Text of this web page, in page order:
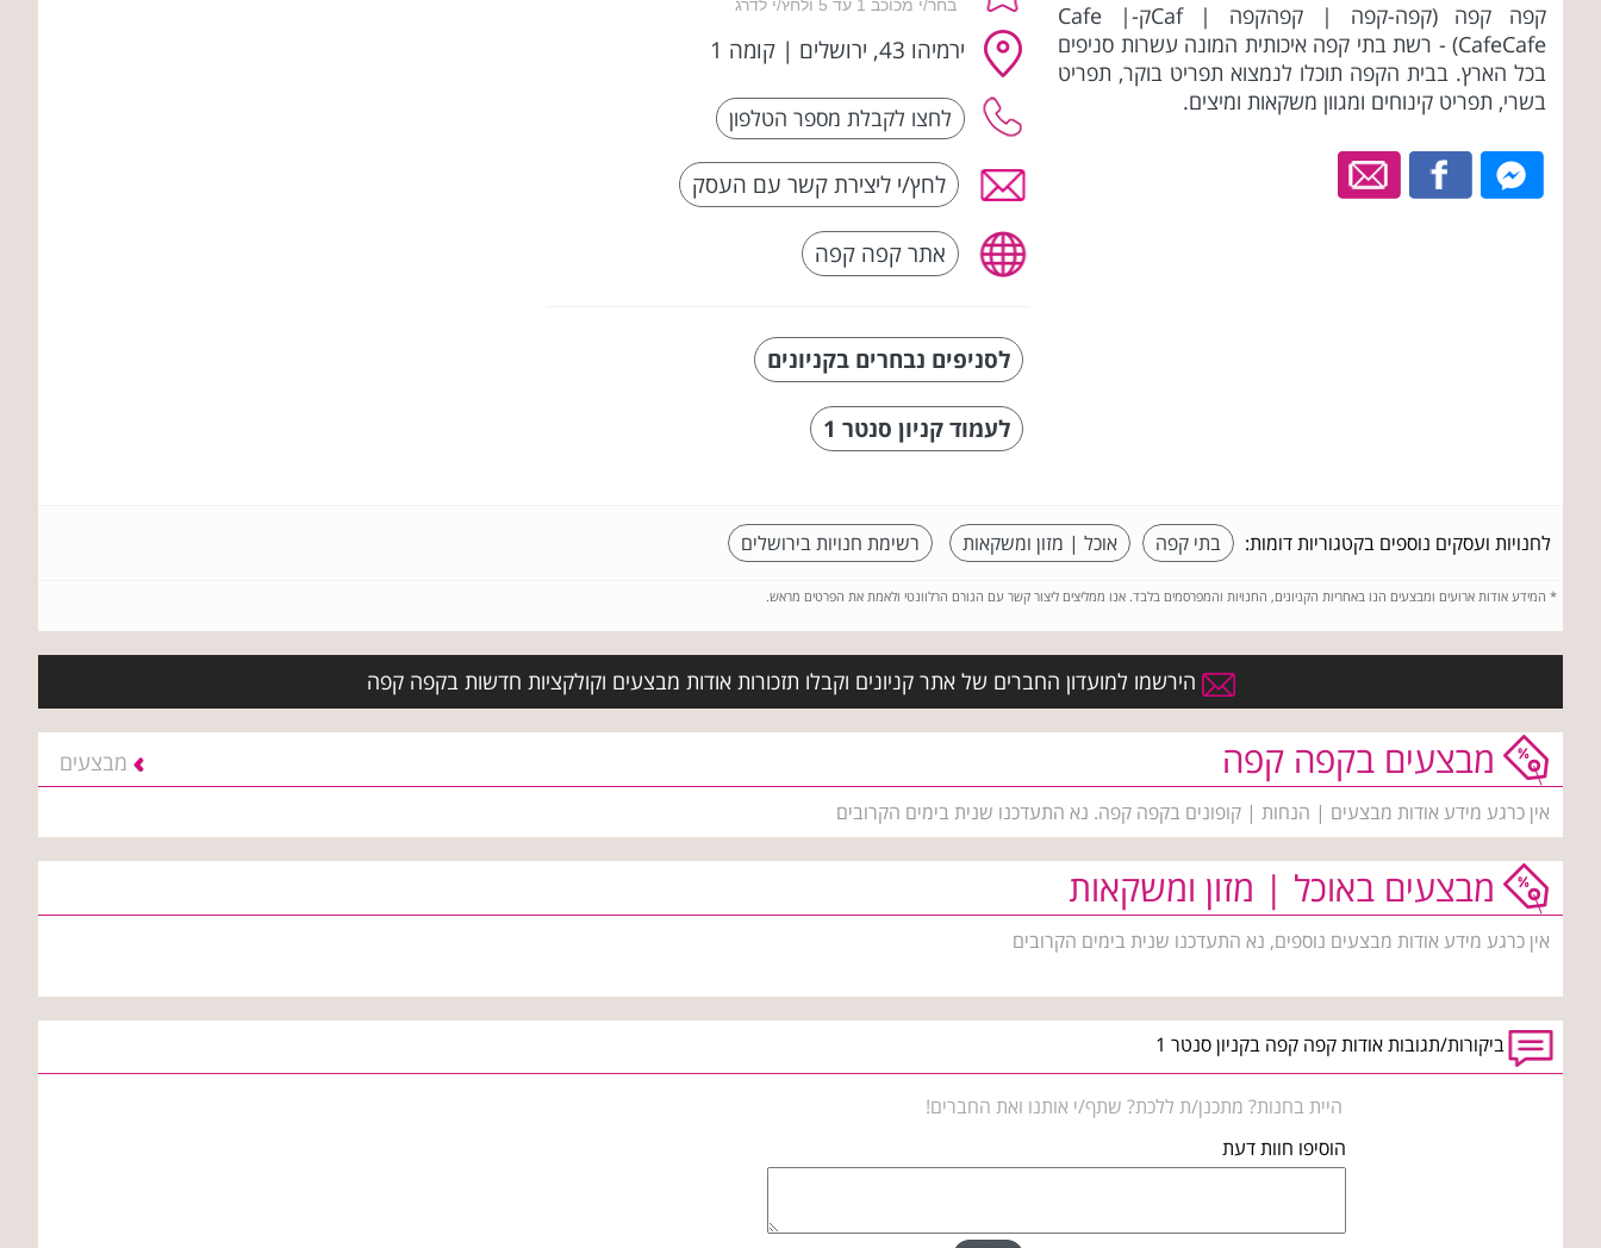
קפה קפה (קפה-קפה | קפהקפה | Cafק-Cafe |
CafeCafe) - רשת בתי קפה איכותית המונה עשרות סניפים
בכל הארץ. בבית הקפה תוכלו לנמצוא תפריט בוקר, תפריט
בשרי, תפריט קינוחים ומגוון משקאות ומיצים.
ירמיהו 43, ירושלים | קומה 1
לחץ/י ליצירת קשר עם העסק
אתר קפה קפה
לסניפים נבחרים בקניונים
לעמוד קניון סנטר 1
לחנויות ועסקים נוספים בקטגוריות דומות: בתי קפה אוכל | מזון ומשקאות רשימת חנויות בירושלים
* המידע אודות ארועים ומבצעים הנו באחריות הקניונים, החנויות והמפרסמים בלבד. אנו ממליצים ליצור קשר עם הגורם הרלוונטי ולאמת את הפרטים מראש.
הירשמו למועדון החברים של אתר קניונים וקבלו תזכורות אודות מבצעים וקולקציות חדשות בקפה קפה
מבצעים בקפה קפה מבצעים
אין כרגע מידע אודות מבצעים | הנחות | קופונים בקפה קפה. נא התעדכנו שנית בימים הקרובים
מבצעים באוכל | מזון ומשקאות
אין כרגע מידע אודות מבצעים נוספים, נא התעדכנו שנית בימים הקרובים
ביקורות/תגובות אודות קפה קפה בקניון סנטר 1
היית בחנות? מתכנן/ת ללכת? שתף/י אותנו ואת החברים!
הוסיפו חוות דעת